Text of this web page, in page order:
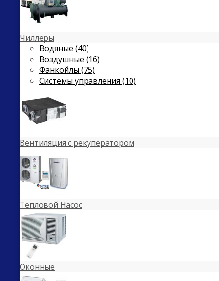
Чиллеры
Водяные (40)
Воздушные (16)
Фанкойлы (75)
Системы управления (10)
Вентиляция с рекуператором
Тепловой Насос
Оконные